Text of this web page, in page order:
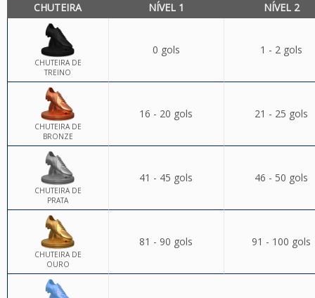
CHUTEIRA NÍVEL 1 NÍVEL 2
CHUTEIRA DE
TREINO
0 gols 1 - 2 gols
CHUTEIRA DE
BRONZE
16 - 20 gols 21 - 25 gols
CHUTEIRA DE
PRATA
41 - 45 gols 46 - 50 gols
CHUTEIRA DE
OURO
81 - 90 gols 91 - 100 gols